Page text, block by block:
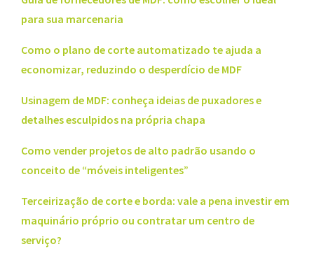
para sua marcenaria
Como o plano de corte automatizado te ajuda a
economizar, reduzindo o desperdício de MDF
Usinagem de MDF: conheça ideias de puxadores e
detalhes esculpidos na própria chapa
Como vender projetos de alto padrão usando o
conceito de “móveis inteligentes”
Terceirização de corte e borda: vale a pena investir em
maquinário próprio ou contratar um centro de
serviço?